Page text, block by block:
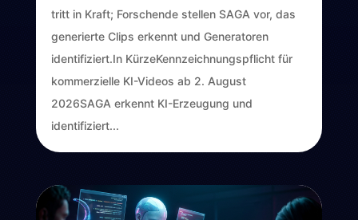
tritt in Kraft; Forschende stellen SAGA vor, das
generierte Clips erkennt und Generatoren
identifiziert.In KürzeKennzeichnungspflicht für
kommerzielle KI-Videos ab 2. August
2026SAGA erkennt KI-Erzeugung und
identifiziert...